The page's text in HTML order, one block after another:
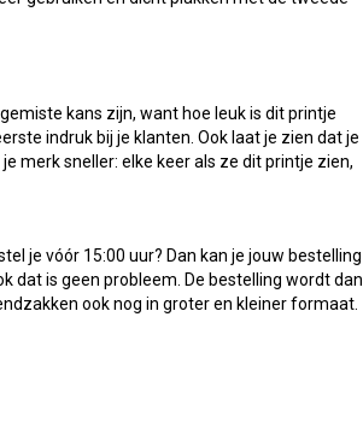
kans zijn, want hoe leuk is dit printje
indruk bij je klanten. Ook laat je zien dat je
merk sneller: elke keer als ze dit printje zien,
je vóór 15:00 uur? Dan kan je jouw bestelling
dat is geen probleem. De bestelling wordt dan
ook nog in groter en kleiner formaat.